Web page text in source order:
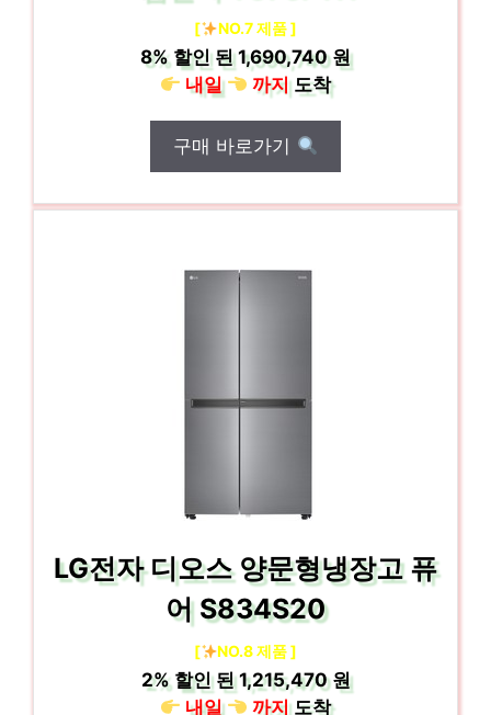
[ NO.7 제품 ]
8%할인 된1,690,740 원
내일
까지도착
구매 바로가기
LG전자 디오스 양문형냉장고 퓨
어 S834S20
[ NO.8 제품 ]
2%할인 된1,215,470 원
내일
까지도착